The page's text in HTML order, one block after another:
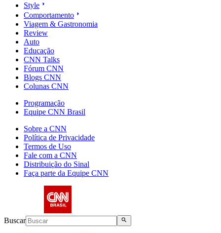
Style
Comportamento
Viagem & Gastronomia
Review
Auto
Educação
CNN Talks
Fórum CNN
Blogs CNN
Colunas CNN
Programação
Equipe CNN Brasil
Sobre a CNN
Política de Privacidade
Termos de Uso
Fale com a CNN
Distribuição do Sinal
Faça parte da Equipe CNN
Buscar